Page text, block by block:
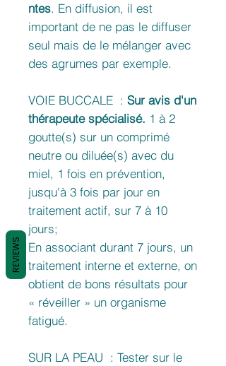
ntes. En diffusion, il est
important de ne pas le diffuser
seul mais de le mélanger avec
des agrumes par exemple.
VOIE BUCCALE : Sur avis d'un
thérapeute spécialisé. 1 à 2
goutte(s) sur un comprimé
neutre ou diluée(s) avec du
miel, 1 fois en prévention,
jusqu'à 3 fois par jour en
traitement actif, sur 7 à 10
jours;
En associant durant 7 jours, un
traitement interne et externe, on
obtient de bons résultats pour
« réveiller » un organisme
fatigué.
SUR LA PEAU : Tester sur le
REVIEWS